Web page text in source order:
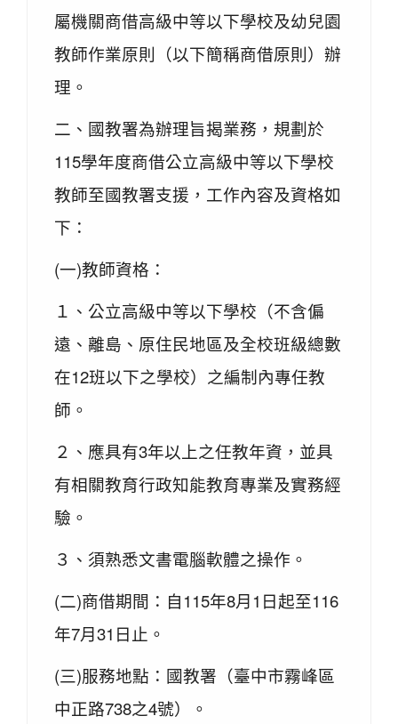
屬機關商借高級中等以下學校及幼兒園
教師作業原則（以下簡稱商借原則）辦
理。
二、國教署為辦理旨揭業務，規劃於
115學年度商借公立高級中等以下學校
教師至國教署支援，工作內容及資格如
下：
(一)教師資格：
１、公立高級中等以下學校（不含偏
遠、離島、原住民地區及全校班級總數
在12班以下之學校）之編制內專任教
師。
２、應具有3年以上之任教年資，並具
有相關教育行政知能教育專業及實務經
驗。
３、須熟悉文書電腦軟體之操作。
(二)商借期間：自115年8月1日起至116
年7月31日止。
(三)服務地點：國教署（臺中市霧峰區
中正路738之4號）。